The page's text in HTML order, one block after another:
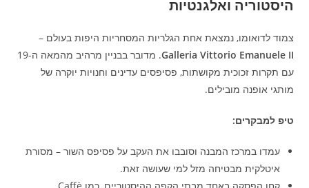
היסטוריה ואלגנטיות
צמוד לדואומו, נמצאת אחת הגלריות המסחריות היפות בעולם –
Galleria Vittorio Emanuele II
. מדובר בבניין מרהיב מהמאה ה-19
עם תקרות זכוכית מקושתות, פסיפסים עדינים וחנויות יוקרה של
מותגי אופנה מובילים.
טיפ למבקרים:
עמדו במרכז המבנה וסובבו את העקב על פסיפס השור – מסורת
איטלקית מבטיחה מזל למי שעושה זאת.